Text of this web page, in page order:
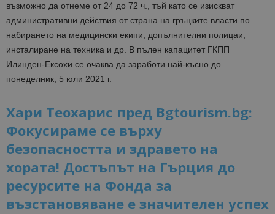
възможно да отнеме от 24 до 72 ч., тъй като се изискват
административни действия от страна на гръцките власти по
набирането на медицински екипи, допълнителни полицаи,
инсталиране на техника и др. В пълен капацитет ГКПП
Илинден-Ексохи се очаква да заработи най-късно до
понеделник, 5 юли 2021 г.
Хари Теохарис пред Bgtourism.bg:
Фокусираме се върху
безопасността и здравето на
хората! Достъпът на Гърция до
ресурсите на Фонда за
възстановяване е значителен успех